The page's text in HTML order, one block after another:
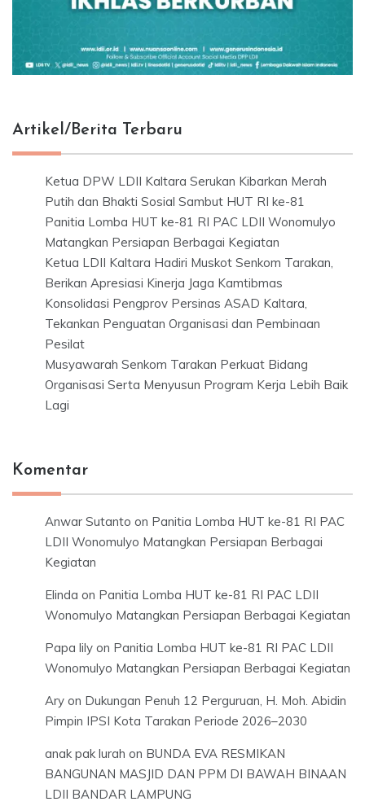
Artikel/Berita Terbaru
Ketua DPW LDII Kaltara Serukan Kibarkan Merah
Putih dan Bhakti Sosial Sambut HUT RI ke-81
Panitia Lomba HUT ke-81 RI PAC LDII Wonomulyo
Matangkan Persiapan Berbagai Kegiatan
Ketua LDII Kaltara Hadiri Muskot Senkom Tarakan,
Berikan Apresiasi Kinerja Jaga Kamtibmas
Konsolidasi Pengprov Persinas ASAD Kaltara,
Tekankan Penguatan Organisasi dan Pembinaan
Pesilat
Musyawarah Senkom Tarakan Perkuat Bidang
Organisasi Serta Menyusun Program Kerja Lebih Baik
Lagi
Komentar
Anwar Sutanto on Panitia Lomba HUT ke-81 RI PAC
LDII Wonomulyo Matangkan Persiapan Berbagai
Kegiatan
Elinda on Panitia Lomba HUT ke-81 RI PAC LDII
Wonomulyo Matangkan Persiapan Berbagai Kegiatan
Papa lily on Panitia Lomba HUT ke-81 RI PAC LDII
Wonomulyo Matangkan Persiapan Berbagai Kegiatan
Ary on Dukungan Penuh 12 Perguruan, H. Moh. Abidin
Pimpin IPSI Kota Tarakan Periode 2026–2030
anak pak lurah on BUNDA EVA RESMIKAN
BANGUNAN MASJID DAN PPM DI BAWAH BINAAN
LDII BANDAR LAMPUNG